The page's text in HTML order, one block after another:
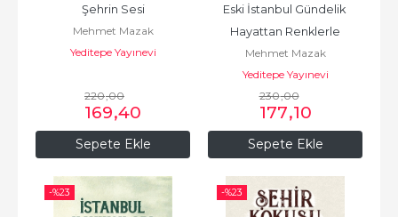
Sepete Ekle
Şehrin Sesi
Mehmet Mazak
Yeditepe Yayınevi
220,00
169,40
Sepete Ekle
Eski İstanbul Gündelik
Hayattan Renklerle
Mehmet Mazak
Yeditepe Yayınevi
230,00
177,10
-%23 -%23